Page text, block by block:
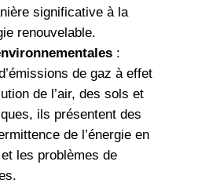
significative à la
renouvelable.
:
de gaz à effet
de l’air, des sols et
ils présentent des
de l’énergie en
les problèmes de